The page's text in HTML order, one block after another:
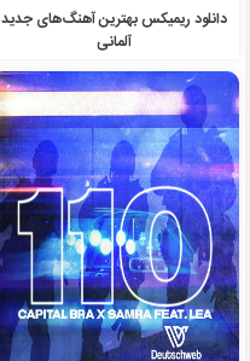
دانلود ریمیکس بهترین آهنگ‌های جدید
آلمانی